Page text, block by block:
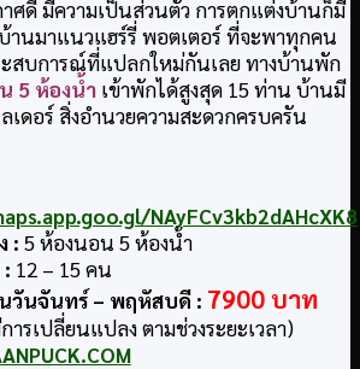
าศดี มีความเป็นส่วนตัว การตกแต่งบ้านก็มี
านมาแนวแฮร์รี่ พอตเตอร์ ที่จะพาทุกคน
สบการณ์ที่แปลกใหม่กันเลย ทางบ้านพัก
5 ห้องน้ำ เข้าพักได้สูงสุด 15 ท่าน บ้านมี
เดอร์ สิ่งอำนวยความสะดวกครบครัน
NAyFCv3kb2dAHcXK8
: 5 ห้องนอน 5 ห้องน้ำ
12 – 15 คน
นวันจันทร์ – พฤหัสบดี : 7900 บาท
ารเปลี่ยนแปลง ตามช่วงระยะเวลา)